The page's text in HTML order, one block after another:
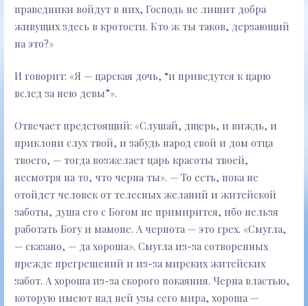
праведники войдут в них, Господь не лишит добра
живущих здесь в кротости. Кто ж ты таков, дерзающий
на это?»
И говорит: «Я — царская дочь, “и приведутся к царю
вслед за нею девы”».
Отвечает предстоящий: «Слушай, дщерь, и виждь, и
приклони слух твой, и забудь народ свой и дом отца
твоего, — тогда возжелает царь красоты твоей,
несмотря на то, что черна ты». — То есть, пока не
отойдет человек от телесных желаний и житейской
заботы, душа его с Богом не примирится, ибо нельзя
работать Богу и мамоне. А чернота — это грех. «Смугла,
— сказано, — да хороша». Смугла из-за сотворенных
прежде прегрешений и из-за мирских житейских
забот. А хороша из-за скорого покаяния. Черна властью,
которую имеют над ней узы сего мира, хороша —